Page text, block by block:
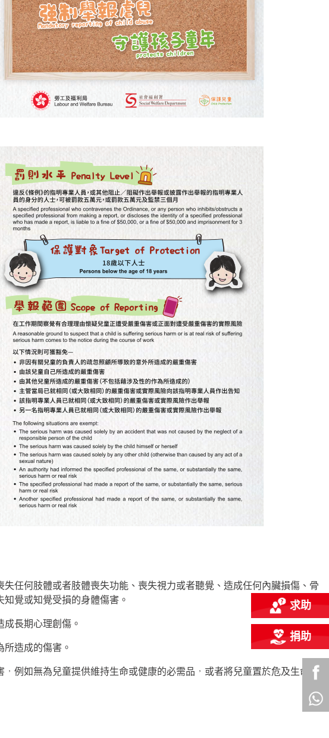
任何肢體或者肢體喪失功能、喪失視力或者聽覺、造成任何內臟損傷、骨
覺或知覺受損的身體傷害。
長期心理創傷。
造成的傷害。
例如無為兒童提供維持生命或健康的必需品，或者將兒童置於危及生命或
求助
捐助